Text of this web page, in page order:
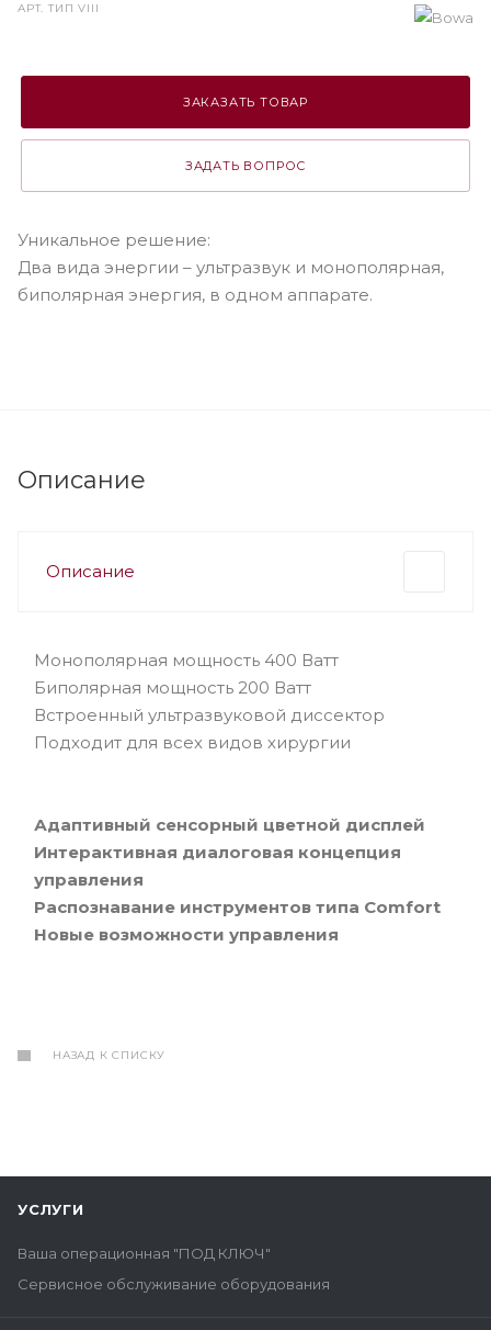
АРТ.ТИП VIII
ЗАКАЗАТЬ ТОВАР
ЗАДАТЬ ВОПРОС
Уникальное решение:
Два вида энергии – ультразвук и монополярная,
биполярная энергия, в одном аппарате.
Описание
Описание
Монополярная мощность 400 Ватт
Биполярная мощность 200 Ватт
Встроенный ультразвуковой диссектор
Подходит для всех видов хирургии
Адаптивный сенсорный цветной дисплей
Интерактивная диалоговая концепция
управления
Распознавание инструментов типа Comfort
Новые возможности управления
НАЗАД К СПИСКУ
УСЛУГИ
Ваша операционная "ПОД КЛЮЧ"
Сервисное обслуживание оборудования